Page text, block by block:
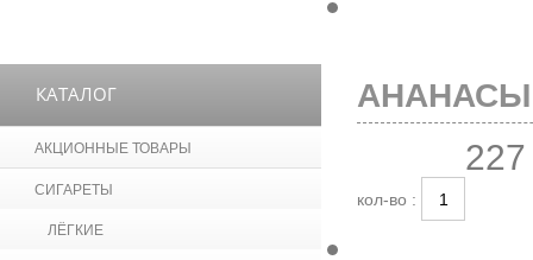
КАТАЛОГ
АКЦИОННЫЕ ТОВАРЫ
СИГАРЕТЫ
ЛЁГКИЕ
АНАНАСЫ
кол-во :